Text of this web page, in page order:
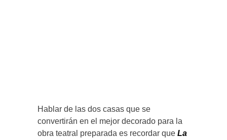
Hablar de las dos casas que se
convertirán en el mejor decorado para la
obra teatral preparada es recordar que La